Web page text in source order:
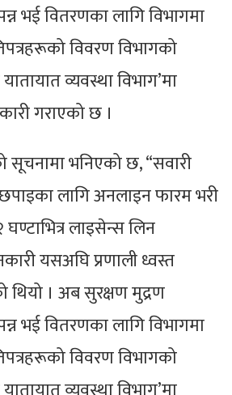
भई वितरणका लागि विभागमा
विवरण विभागको
व्यवस्था विभाग’मा
गराएको छ ।
सूचनामा भनिएको छ, “सवारी
लागि अनलाइन फारम भरी
घण्टाभित्र लाइसेन्स लिन
यसअघि प्रणाली ध्वस्त
। अब सुरक्षण मुद्रण
भई वितरणका लागि विभागमा
विवरण विभागको